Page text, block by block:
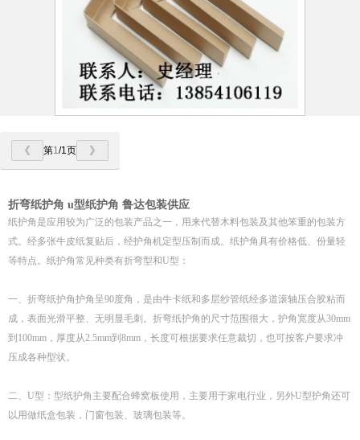
第1/1页
折弯纸护角 u型纸护角 鲁达包装供应
纸护角是应用较为广泛的包装产品之一，用来代替木料包装及其他笨重的包装方
式。经多张牛皮纸复贴后，经护角机定型压制而成。纸护角具有价格低、份量轻
等特点。纸护角常见种类有折弯型和U型：
一、折弯纸护角护角呈90度角，是由牛卡纸和多层纱管纸经多道滚轴压合胶粘而
成，表面光滑平整、无明显毛刺。折弯纸护角的尺寸范围很大，护角宽度从30mm
到100mm，厚度从2.5mm到8mm，长度可根据要求任意裁切，也可按客户要求冲
压成各种型状。
二、U型：型纸护角主要配合蜂窝板使用，主要用于家电行业，另外U型护角还可
以用做纸盒包装，门窗包装、玻璃包装等。